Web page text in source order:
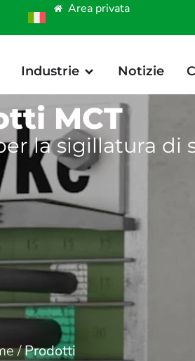
Area privata
Industrie Notizie
MCT
la sigillatura di
/Prodotti